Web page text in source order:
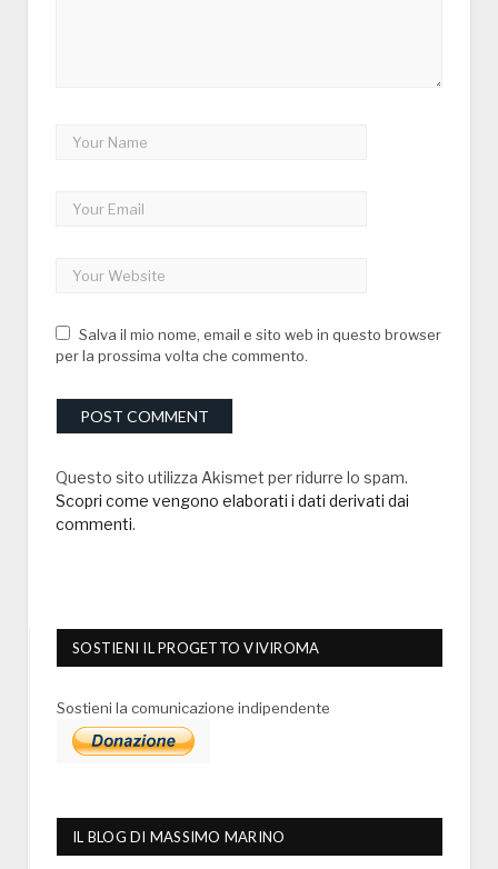
Salva il mio nome, email e sito web in questo browser
per la prossima volta che commento.
Questo sito utilizza Akismet per ridurre lo spam.
Scopri come vengono elaborati i dati derivati dai
commenti.
SOSTIENI IL PROGETTO VIVIROMA
Sostieni la comunicazione indipendente
IL BLOG DI MASSIMO MARINO